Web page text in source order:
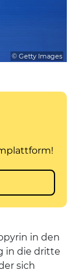
© Getty Images
in den
in die dritte
sich